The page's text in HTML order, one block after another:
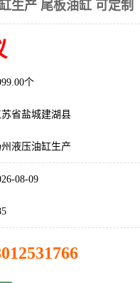
生产 尾板油缸 可定制
个
省盐城建湖县
液压油缸生产
08-09